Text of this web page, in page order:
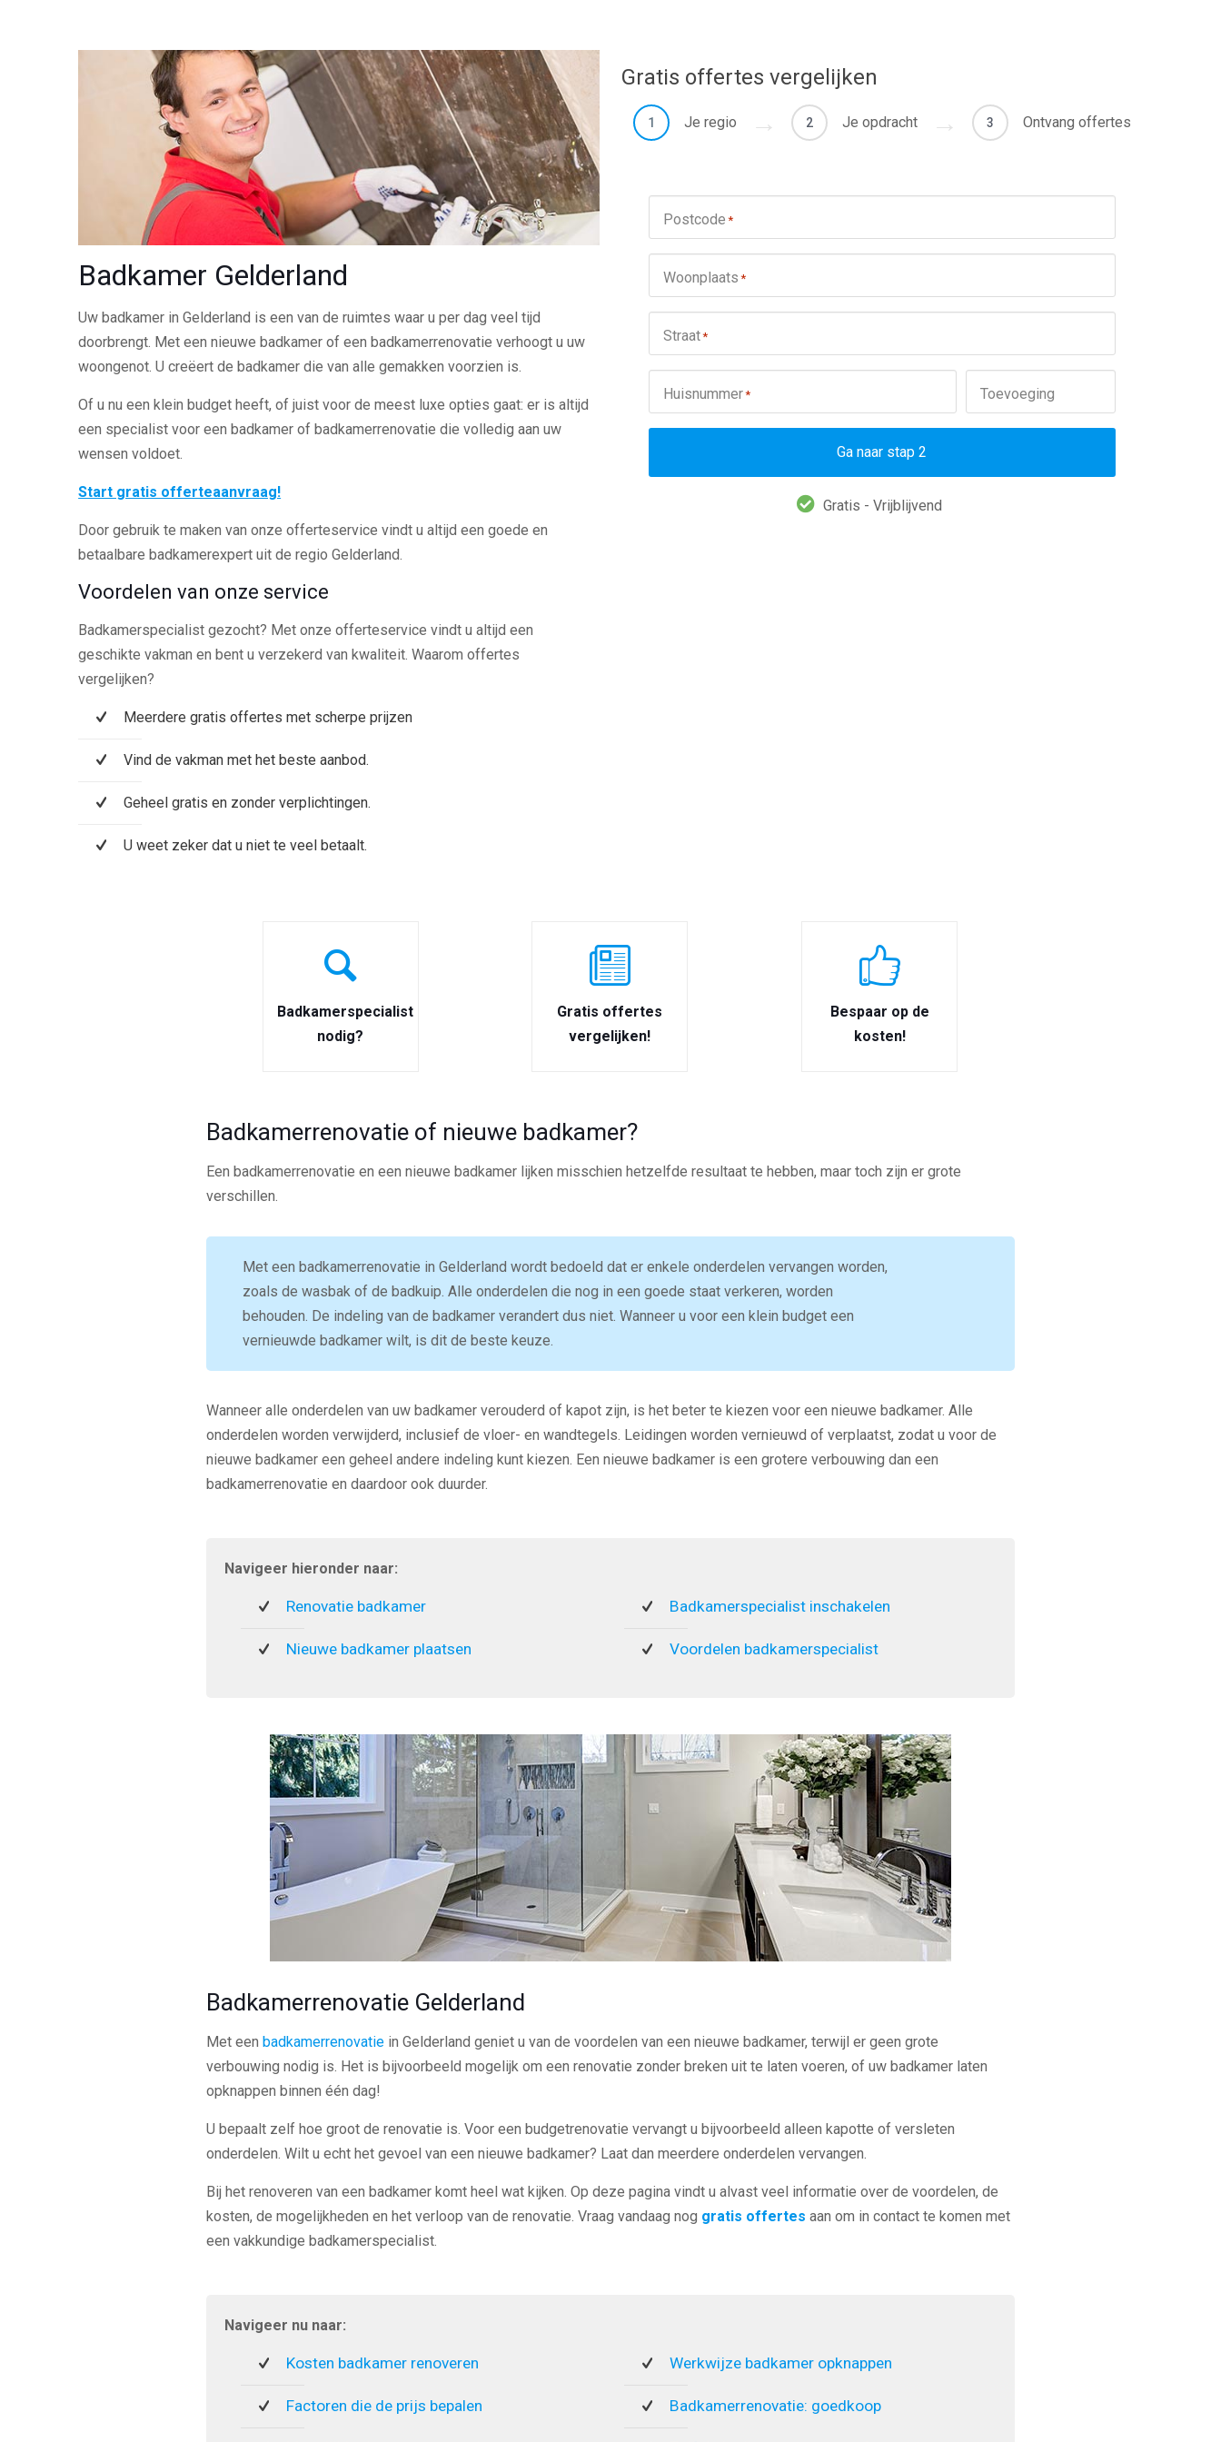
Badkamer Gelderland
Uw badkamer in Gelderland is een van de ruimtes waar u per dag veel tijd
doorbrengt. Met een nieuwe badkamer of een badkamerrenovatie verhoogt u uw
woongenot. U creëert de badkamer die van alle gemakken voorzien is.
Of u nu een klein budget heeft, of juist voor de meest luxe opties gaat: er is altijd
een specialist voor een badkamer of badkamerrenovatie die volledig aan uw
wensen voldoet.
Start gratis offerteaanvraag!
Door gebruik te maken van onze offerteservice vindt u altijd een goede en
betaalbare badkamerexpert uit de regio Gelderland.
Voordelen van onze service
Badkamerspecialist gezocht? Met onze offerteservice vindt u altijd een
geschikte vakman en bent u verzekerd van kwaliteit. Waarom offertes
vergelijken?
Meerdere gratis offertes met scherpe prijzen
Vind de vakman met het beste aanbod.
Geheel gratis en zonder verplichtingen.
U weet zeker dat u niet te veel betaalt.
Gratis offertes vergelijken
1 Je regio 2 Je opdracht 3 Ontvang offertes
Postcode *
Woonplaats *
Straat*
Huisnummer* Toevoeging
Ga naar stap 2
Gratis - Vrijblijvend
Badkamerspecialist
nodig?
Gratis offertes
vergelijken!
Bespaar op de
kosten!
Badkamerrenovatie of nieuwe badkamer?
Een badkamerrenovatie en een nieuwe badkamer lijken misschien hetzelfde resultaat te hebben, maar toch zijn er grote
verschillen.
Met een badkamerrenovatie in Gelderland wordt bedoeld dat er enkele onderdelen vervangen worden,
zoals de wasbak of de badkuip. Alle onderdelen die nog in een goede staat verkeren, worden
behouden. De indeling van de badkamer verandert dus niet. Wanneer u voor een klein budget een
vernieuwde badkamer wilt, is dit de beste keuze.
Wanneer alle onderdelen van uw badkamer verouderd of kapot zijn, is het beter te kiezen voor een nieuwe badkamer. Alle
onderdelen worden verwijderd, inclusief de vloer- en wandtegels. Leidingen worden vernieuwd of verplaatst, zodat u voor de
nieuwe badkamer een geheel andere indeling kunt kiezen. Een nieuwe badkamer is een grotere verbouwing dan een
badkamerrenovatie en daardoor ook duurder.
Navigeer hieronder naar:
Renovatie badkamer
Nieuwe badkamer plaatsen
Badkamerspecialist inschakelen
Voordelen badkamerspecialist
Badkamerrenovatie Gelderland
Met een badkamerrenovatie in Gelderland geniet u van de voordelen van een nieuwe badkamer, terwijl er geen grote
verbouwing nodig is. Het is bijvoorbeeld mogelijk om een renovatie zonder breken uit te laten voeren, of uw badkamer laten
opknappen binnen één dag!
U bepaalt zelf hoe groot de renovatie is. Voor een budgetrenovatie vervangt u bijvoorbeeld alleen kapotte of versleten
onderdelen. Wilt u echt het gevoel van een nieuwe badkamer? Laat dan meerdere onderdelen vervangen.
Bij het renoveren van een badkamer komt heel wat kijken. Op deze pagina vindt u alvast veel informatie over de voordelen, de
kosten, de mogelijkheden en het verloop van de renovatie. Vraag vandaag nog gratis offertes aan om in contact te komen met
een vakkundige badkamerspecialist.
Navigeer nu naar:
Kosten badkamer renoveren
Factoren die de prijs bepalen
Werkwijze badkamer opknappen
Badkamerrenovatie: goedkoop